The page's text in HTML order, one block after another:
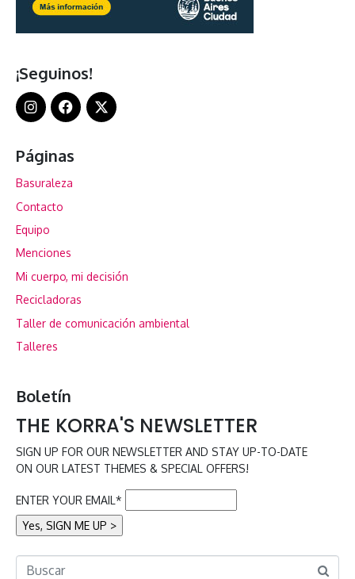
¡Seguinos!
Páginas
Basuraleza
Contacto
Equipo
Menciones
Mi cuerpo, mi decisión
Recicladoras
Taller de comunicación ambiental
Talleres
Boletín
THE KORRA'S NEWSLETTER
SIGN UP FOR OUR NEWSLETTER AND STAY UP-TO-DATE
ON OUR LATEST THEMES & SPECIAL OFFERS!
ENTER YOUR EMAIL*